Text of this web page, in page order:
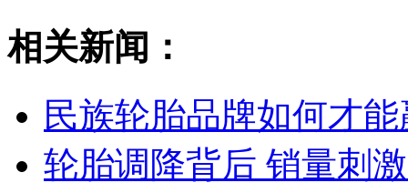
相关新闻：
民族轮胎品牌如何才
轮胎调降背后 销量刺